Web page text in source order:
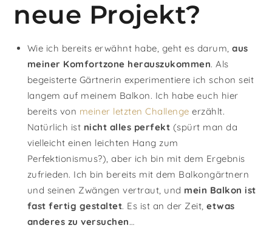
neue Projekt?
Wie ich bereits erwähnt habe, geht es darum,aus
meiner Komfortzone herauszukommen. Als
begeisterte Gärtnerin experimentiere ich schon seit
langem auf meinem Balkon. Ich habe euch hier
bereits von meiner letzten Challenge erzählt.
Natürlich ist nicht alles perfekt (spürt man da
vielleicht einen leichten Hang zum
Perfektionismus?), aber ich bin mit dem Ergebnis
zufrieden. Ich bin bereits mit dem Balkongärtnern
und seinen Zwängen vertraut, und mein Balkon ist
fast fertig gestaltet. Es ist an der Zeit,etwas
anderes zu versuchen…